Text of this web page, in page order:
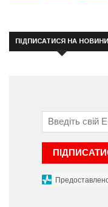
ПІДПИСАТИСЯ НА НОВИНИ